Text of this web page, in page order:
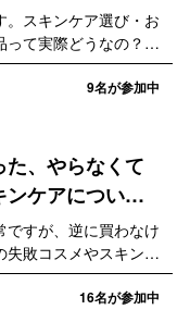
。スキンケア選び・お
って実際どうなの？な
かあれば何でもお気軽
させていただき、お
ュースレターにてお
9名が参加中
、やらなくて
ンケアについて
すが、逆に買わなけ
敗コスメやスキンケ
いたものをピックアッ
16名が参加中